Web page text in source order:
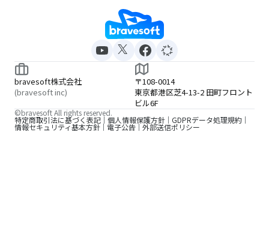
bravesoft株式会社
(bravesoft inc)
〒108-0014
東京都港区芝4-13-2 田町フロント
ビル6F
特定商取引法に基づく表記 個人情報保護方針 GDPRデータ処理規約
情報セキュリティ基本方針 電子公告 外部送信ポリシー
©bravesoft All rights reserved.